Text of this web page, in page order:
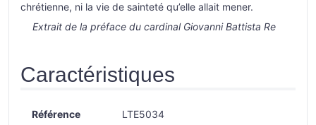
chrétienne, ni la vie de sainteté qu’elle allait mener.
Extrait de la préface du cardinal Giovanni Battista Re
Caractéristiques
Référence LTE5034